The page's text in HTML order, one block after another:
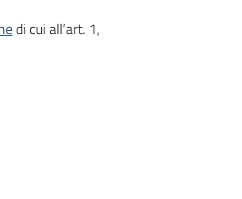
di cui all’art. 1,